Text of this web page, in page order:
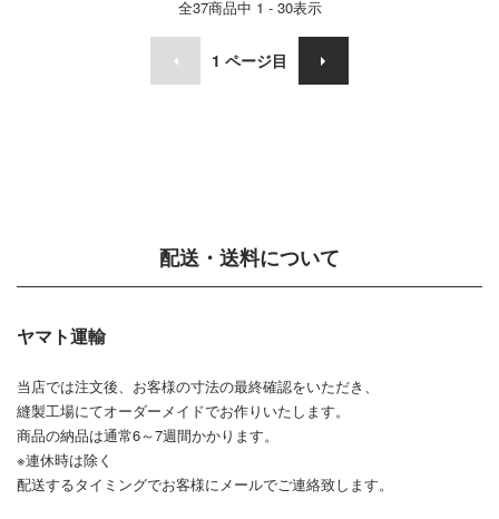
全37商品中 1 - 30表示
1 ページ目
配送・送料について
ヤマト運輸
当店では注文後、お客様の寸法の最終確認をいただき、
縫製工場にてオーダーメイドでお作りいたします。
商品の納品は通常6～7週間かかります。
※連休時は除く
配送するタイミングでお客様にメールでご連絡致します。